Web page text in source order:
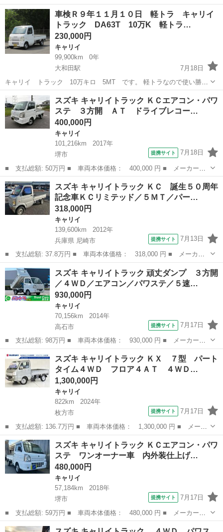
名： スズキ ■ 車種名： キャリイトラック ■ グレード名：
キーレスパワーウインドウドラレコリアリーフ４枚デイライトＥＴＣ
■ 排気量...
大阪 堺市 キャリイ
車検Ｒ９年１１月１０日 軽トラ キャリイ
トラック DA63T 10万K 軽トラ…
230,000円
キャリイ
99,900km
0年
大和田駅
7月18日
キャリイ トラック 10万キロ 5MT です。 軽トラなので使い勝手
が良く便利です。 重く大量の荷物を運べます すぐにお仕事に使えま
す。 まだ10万キロと軽トラにしては使用歴も大変少な...
大阪 門真市 大和田駅 キャリイ 軽トラ
スズキ キャリイトラック ＫＣエアコン・パワ
ステ ３方開 ＡＴ ドライブレコー…
400,000円
キャリイ
101,216km
2017年
堺市
提携サイト 7月18日
■ 支払総額: 50万円 ■ 車両本体価格： 400,000 円 ■ メーカー
名： スズキ ■ 車種名： キャリイトラック ■ グレード名： Ｋ
Ｃエアコン・パワステ ３方開 ＡＴ ドライブレコーダー ＥＴ
Ｃ エアコン 運転...
大阪 堺市 キャリイ
スズキ キャリイトラック ＫＣ 誕生５０周年
記念車ＫＣリミテッド／５ＭＴ／パー…
318,000円
キャリイ
139,600km
2012年
兵庫県 尼崎市
提携サイト 7月13日
■ 支払総額: 37.8万円 ■ 車両本体価格： 318,000 円 ■ メーカー
名： スズキ ■ 車種名： キャリイトラック ■ グレード名： Ｋ
Ｃ 誕生５０周年記念車ＫＣリミテッド／５ＭＴ／パートタイム４Ｗ
Ｄ／キーレス...
兵庫 尼崎市 キャリイ
スズキ キャリイトラック 頑丈ダンプ ３方開
／４ＷＤ／エアコン／パワステ／５速…
930,000円
キャリイ
70,156km
2014年
高石市
提携サイト 7月17日
■ 支払総額: 98万円 ■ 車両本体価格： 930,000 円 ■ メーカー
名： スズキ ■ 車種名： キャリイトラック ■ グレード名： 頑
丈ダンプ ３方開／４ＷＤ／エアコン／パワステ／５速ＭＴ／４ＷＤ
切替レバー／２名...
大阪 高石市 キャリイ
スズキ キャリイトラック ＫＸ ７型 パート
タイム４ＷＤ フロア４ＡＴ ４ＷＤ…
1,300,000円
キャリイ
822km
2024年
枚方市
提携サイト 7月17日
■ 支払総額: 136.7万円 ■ 車両本体価格： 1,300,000 円 ■ メーカ
ー名： スズキ ■ 車種名： キャリイトラック ■ グレード名：
ＫＸ ７型 パートタイム４ＷＤ フロア４ＡＴ ４ＷＤ ＡＭ／Ｆ
Ｍラジオ...
大阪 枚方市 キャリイ
スズキ キャリイトラック ＫＣエアコン・パワ
ステ ワンオーナー車 内外装仕上げ…
480,000円
キャリイ
57,184km
2018年
堺市
提携サイト 7月17日
■ 支払総額: 59万円 ■ 車両本体価格： 480,000 円 ■ メーカー
名： スズキ ■ 車種名： キャリイトラック ■ グレード名： Ｋ
大阪 堺市 キャリイ